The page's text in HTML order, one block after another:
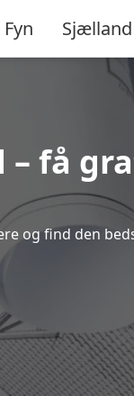
Fyn Sjælland
– få
og find den